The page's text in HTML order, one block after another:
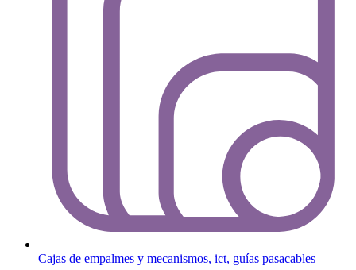
Cajas de empalmes y mecanismos, ict, guías pasacables